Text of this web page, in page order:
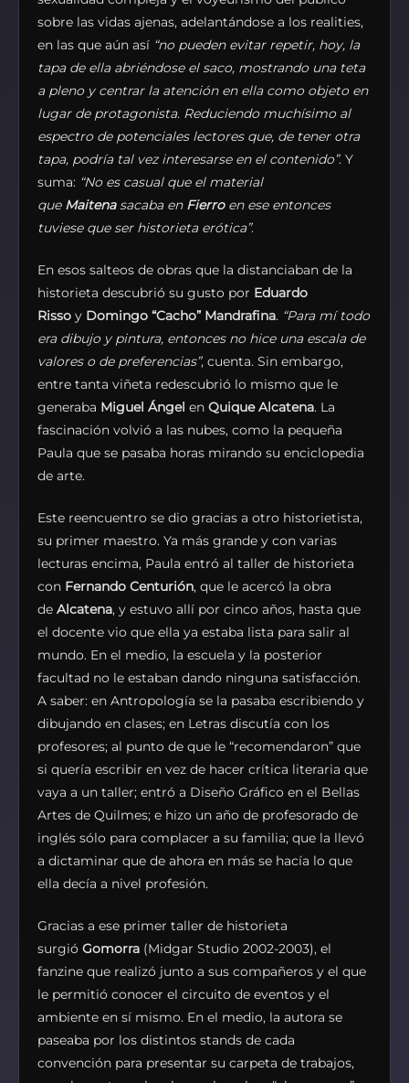
sobre las vidas ajenas, adelantándose a los realities,
en las que aún así “no pueden evitar repetir, hoy, la
tapa de ella abriéndose el saco, mostrando una teta
a pleno y centrar la atención en ella como objeto en
lugar de protagonista. Reduciendo muchísimo al
espectro de potenciales lectores que, de tener otra
tapa, podría tal vez interesarse en el contenido”. Y
suma: “No es casual que el material
que Maitenasacaba en Fierroen ese entonces
tuviese que ser historieta erótica”.
En esos salteos de obras que la distanciaban de la
historieta descubrió su gusto por Eduardo
Risso y Domingo “Cacho” Mandrafina. “Para mí todo
era dibujo y pintura, entonces no hice una escala de
valores o de preferencias”, cuenta. Sin embargo,
entre tanta viñeta redescubrió lo mismo que le
generaba Miguel Ángel en Quique Alcatena. La
fascinación volvió a las nubes, como la pequeña
Paula que se pasaba horas mirando su enciclopedia
de arte.
Este reencuentro se dio gracias a otro historietista,
su primer maestro. Ya más grande y con varias
lecturas encima, Paula entró al taller de historieta
con Fernando Centurión, que le acercó la obra
de Alcatena, y estuvo allí por cinco años, hasta que
el docente vio que ella ya estaba lista para salir al
mundo. En el medio, la escuela y la posterior
facultad no le estaban dando ninguna satisfacción.
A saber: en Antropología se la pasaba escribiendo y
dibujando en clases; en Letras discutía con los
profesores; al punto de que le “recomendaron” que
si quería escribir en vez de hacer crítica literaria que
vaya a un taller; entró a Diseño Gráfico en el Bellas
Artes de Quilmes; e hizo un año de profesorado de
inglés sólo para complacer a su familia; que la llevó
a dictaminar que de ahora en más se hacía lo que
ella decía a nivel profesión.
Gracias a ese primer taller de historieta
surgió Gomorra (Midgar Studio 2002-2003), el
fanzine que realizó junto a sus compañeros y el que
le permitió conocer el circuito de eventos y el
ambiente en sí mismo. En el medio, la autora se
paseaba por los distintos stands de cada
convención para presentar su carpeta de trabajos,